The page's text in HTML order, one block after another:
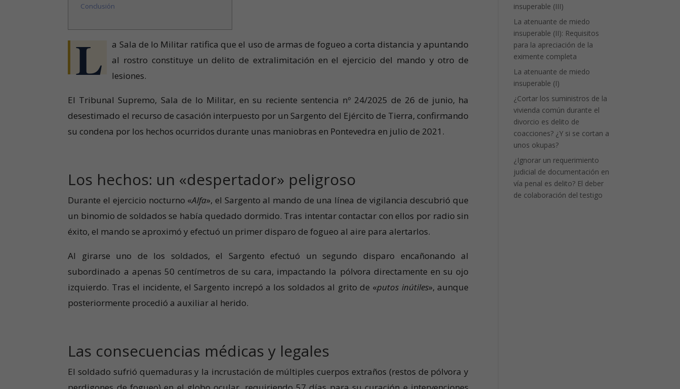
Conclusión
L
a Sala de lo Militar ratifica que el uso de armas de fogueo a corta distancia y apuntando
al rostro constituye un delito de extralimitación en el ejercicio del mando y otro de
lesiones.
El Tribunal Supremo, Sala de lo Militar, en su reciente sentencia nº 24/2025 de 26 de junio, ha
desestimado el recurso de casación interpuesto por un Sargento del Ejército de Tierra, confirmando
su condena por los hechos ocurridos durante unas maniobras en Pontevedra en julio de 2021.
Los hechos: un «despertador» peligroso
Durante el ejercicio nocturno «Alfa», el Sargento al mando de una línea de vigilancia descubrió que
un binomio de soldados se había quedado dormido. Tras intentar contactar con ellos por radio sin
éxito, el mando se aproximó y efectuó un primer disparo de fogueo al aire para alertarlos.
Al girarse uno de los soldados, el Sargento efectuó un segundo disparo encañonando al
subordinado a apenas 50 centímetros de su cara, impactando la pólvora directamente en su ojo
izquierdo. Tras el incidente, el Sargento increpó a los soldados al grito de «putos inútiles», aunque
posteriormente procedió a auxiliar al herido.
Las consecuencias médicas y legales
El soldado sufrió quemaduras y la incrustación de múltiples cuerpos extraños (restos de pólvora y
insuperable (III)
La atenuante de miedo
insuperable (II): Requisitos
para la apreciación de la
eximente completa
La atenuante de miedo
insuperable (I)
¿Cortar los suministros de la
vivienda común durante el
divorcio es delito de
coacciones? ¿Y si se cortan a
unos okupas?
¿Ignorar un requerimiento
judicial de documentación en
vía penal es delito? El deber
de colaboración del testigo